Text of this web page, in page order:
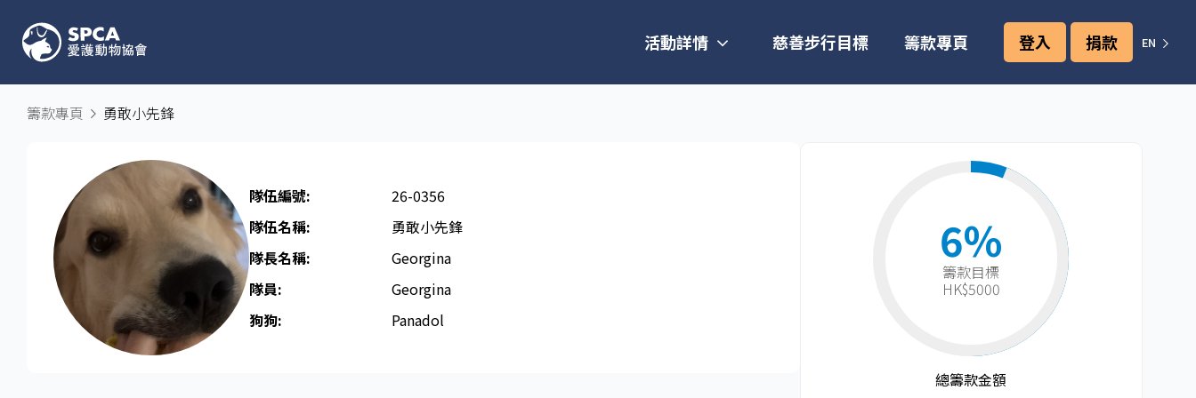
EN
活動詳情 慈善步行目標 籌款專頁 登入 捐款
籌款專頁 勇敢小先鋒
隊伍編號:
26-0356
隊伍名稱:
勇敢小先鋒
隊長名稱​:
Georgina
隊員:
Georgina
狗狗:
Panadol
6%
籌款目標​
HK$5000
總籌款金額​